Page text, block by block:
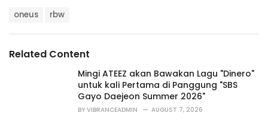
r
:
oneus rbw
Related Content
Mingi ATEEZ akan Bawakan Lagu "Dinero"
untuk kali Pertama di Panggung "SBS
Gayo Daejeon Summer 2026"
BY VIBRANCEADMIN AUGUST 7, 2026